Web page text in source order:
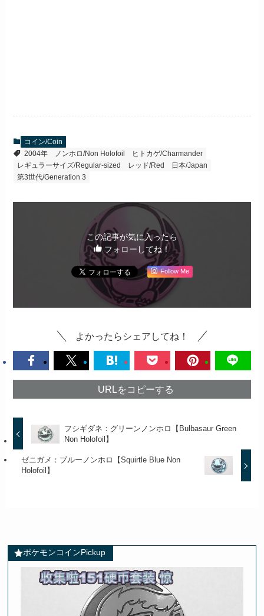
コイン/Coin
2004年
ノンホロ/Non Holofoil
ヒトカゲ/Charmander
レギュラーサイズ/Regular-sized
レッド/Red
日本/Japan
第3世代/Generation 3
この記事が気に入ったら
フォローしてね！
Follow Me
よかったらシェアしてね！
URLをコピーする
フシギダネ：グリーンノンホロ【Bulbasaur Green
Non Holofoil】
ゼニガメ：ブルーノンホロ【Squirtle Blue Non
Holofoil】
ポケモンコインPickup